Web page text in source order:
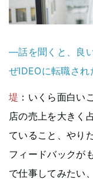
—話を聞くと、良
ぜIDEOに転職され
堤 ：いくら面白い
店の売上を大きく
ていること、やり
フィードバックが
で仕事してみたい